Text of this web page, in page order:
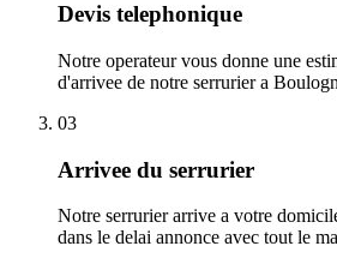
Devis telephonique
Notre operateur vous donne une
d'arrivee de notre serrurier a
03
Arrivee du serrurier
Notre serrurier arrive a votre
dans le delai annonce avec tout le